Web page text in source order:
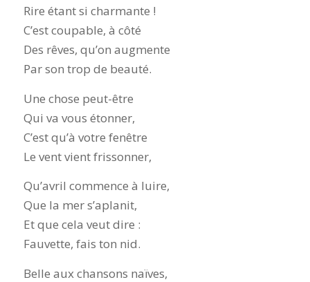
Rire étant si charmante !
C’est coupable, à côté
Des rêves, qu’on augmente
Par son trop de beauté.
Une chose peut-être
Qui va vous étonner,
C’est qu’à votre fenêtre
Le vent vient frissonner,
Qu’avril commence à luire,
Que la mer s’aplanit,
Et que cela veut dire :
Fauvette, fais ton nid.
Belle aux chansons naïves,